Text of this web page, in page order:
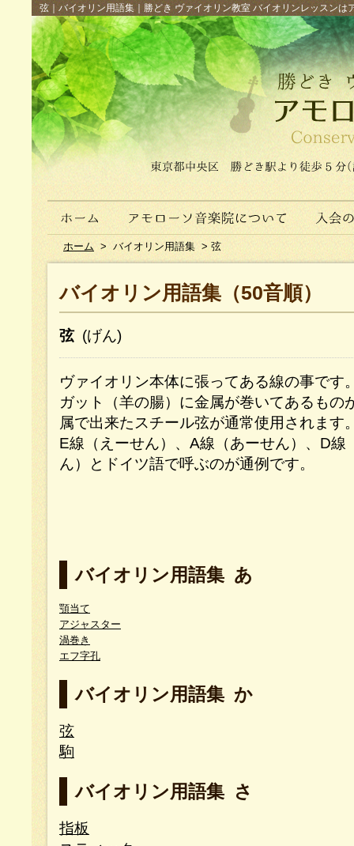
弦｜バイオリン用語集｜勝どき ヴァイオリン教室 バイオリンレッスンは
ホーム > バイオリン用語集 > 弦
バイオリン用語集（50音順）
弦(げん)
ヴァイオリン本体に張ってある線の事です
ガット（羊の腸）に金属が巻いてあるもの
属で出来たスチール弦が通常使用されます
E線（えーせん）、A線（あーせん）、D線
ん）とドイツ語で呼ぶのが通例です。
バイオリン用語集 あ
顎当て
アジャスター
渦巻き
エフ字孔
バイオリン用語集 か
弦
駒
バイオリン用語集 さ
指板